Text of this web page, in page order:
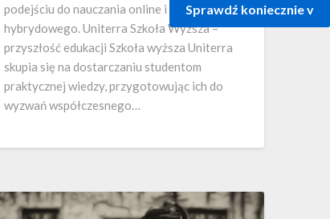
Sprawdź koniecznie v
podejściu do nauczania online i
hybrydowego. Uniterra Szkoła Wyższa –
przyszłość edukacji Szkoła wyższa Uniterra
skupia się na dostarczaniu studentom
praktycznej wiedzy, przygotowując ich do
wyzwań współczesnego…